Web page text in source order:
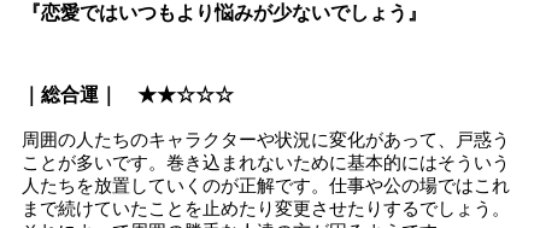
『恋愛ではいつもより悩みが少ないでしょう』
｜総合運｜ ★★☆☆☆
周囲の人たちのキャラクターや状況に変化があって、戸惑う
ことが多いです。巻き込まれないために基本的にはそういう
人たちを放置していくのが正解です。仕事や公の場ではこれ
まで続けていたことを止めたり変更させたりするでしょう。